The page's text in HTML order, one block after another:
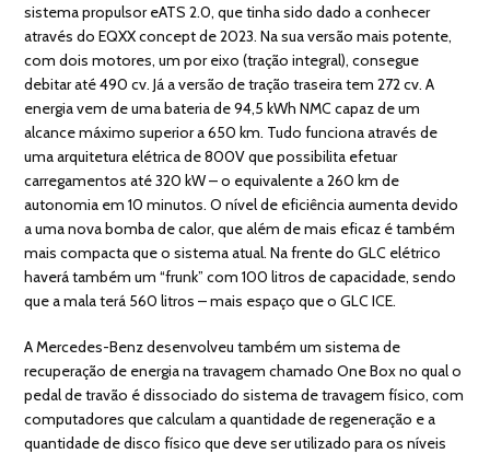
sistema propulsor eATS 2.0, que tinha sido dado a conhecer
através do EQXX concept de 2023. Na sua versão mais potente,
com dois motores, um por eixo (tração integral), consegue
debitar até 490 cv. Já a versão de tração traseira tem 272 cv. A
energia vem de uma bateria de 94,5 kWh NMC capaz de um
alcance máximo superior a 650 km. Tudo funciona através de
uma arquitetura elétrica de 800V que possibilita efetuar
carregamentos até 320 kW – o equivalente a 260 km de
autonomia em 10 minutos. O nível de eficiência aumenta devido
a uma nova bomba de calor, que além de mais eficaz é também
mais compacta que o sistema atual. Na frente do GLC elétrico
haverá também um “frunk” com 100 litros de capacidade, sendo
que a mala terá 560 litros – mais espaço que o GLC ICE.
A Mercedes-Benz desenvolveu também um sistema de
recuperação de energia na travagem chamado One Box no qual o
pedal de travão é dissociado do sistema de travagem físico, com
computadores que calculam a quantidade de regeneração e a
quantidade de disco físico que deve ser utilizado para os níveis